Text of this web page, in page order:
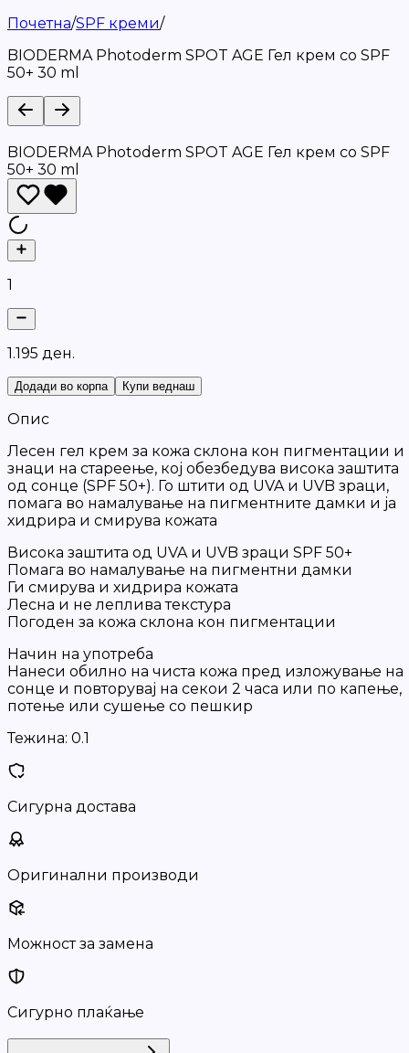
Почетна/SPF креми/
BIODERMA Photoderm SPOT AGE Гел крем со SPF
50+ 30 ml
BIODERMA Photoderm SPOT AGE Гел крем со SPF
50+ 30 ml
1
1.195 ден.
Додади во корпа Купи веднаш
Опис
Лесен гел крем за кожа склона кон пигментации и
знаци на стареење, кој обезбедува висока заштита
од сонце (SPF 50+). Го штити од UVA и UVB зраци,
помага во намалување на пигментните дамки и ја
хидрира и смирува кожата
Висока заштита од UVA и UVB зраци SPF 50+
Помага во намалување на пигментни дамки
Ги смирува и хидрира кожата
Лесна и не леплива текстура
Погоден за кожа склона кон пигментации
Начин на употреба
Нанеси обилно на чиста кожа пред изложување на
сонце и повторувај на секои 2 часа или по капење,
потење или сушење со пешкир
Тежина: 0.1
Сигурна достава
Оригинални производи
Можност за замена
Сигурно плаќање